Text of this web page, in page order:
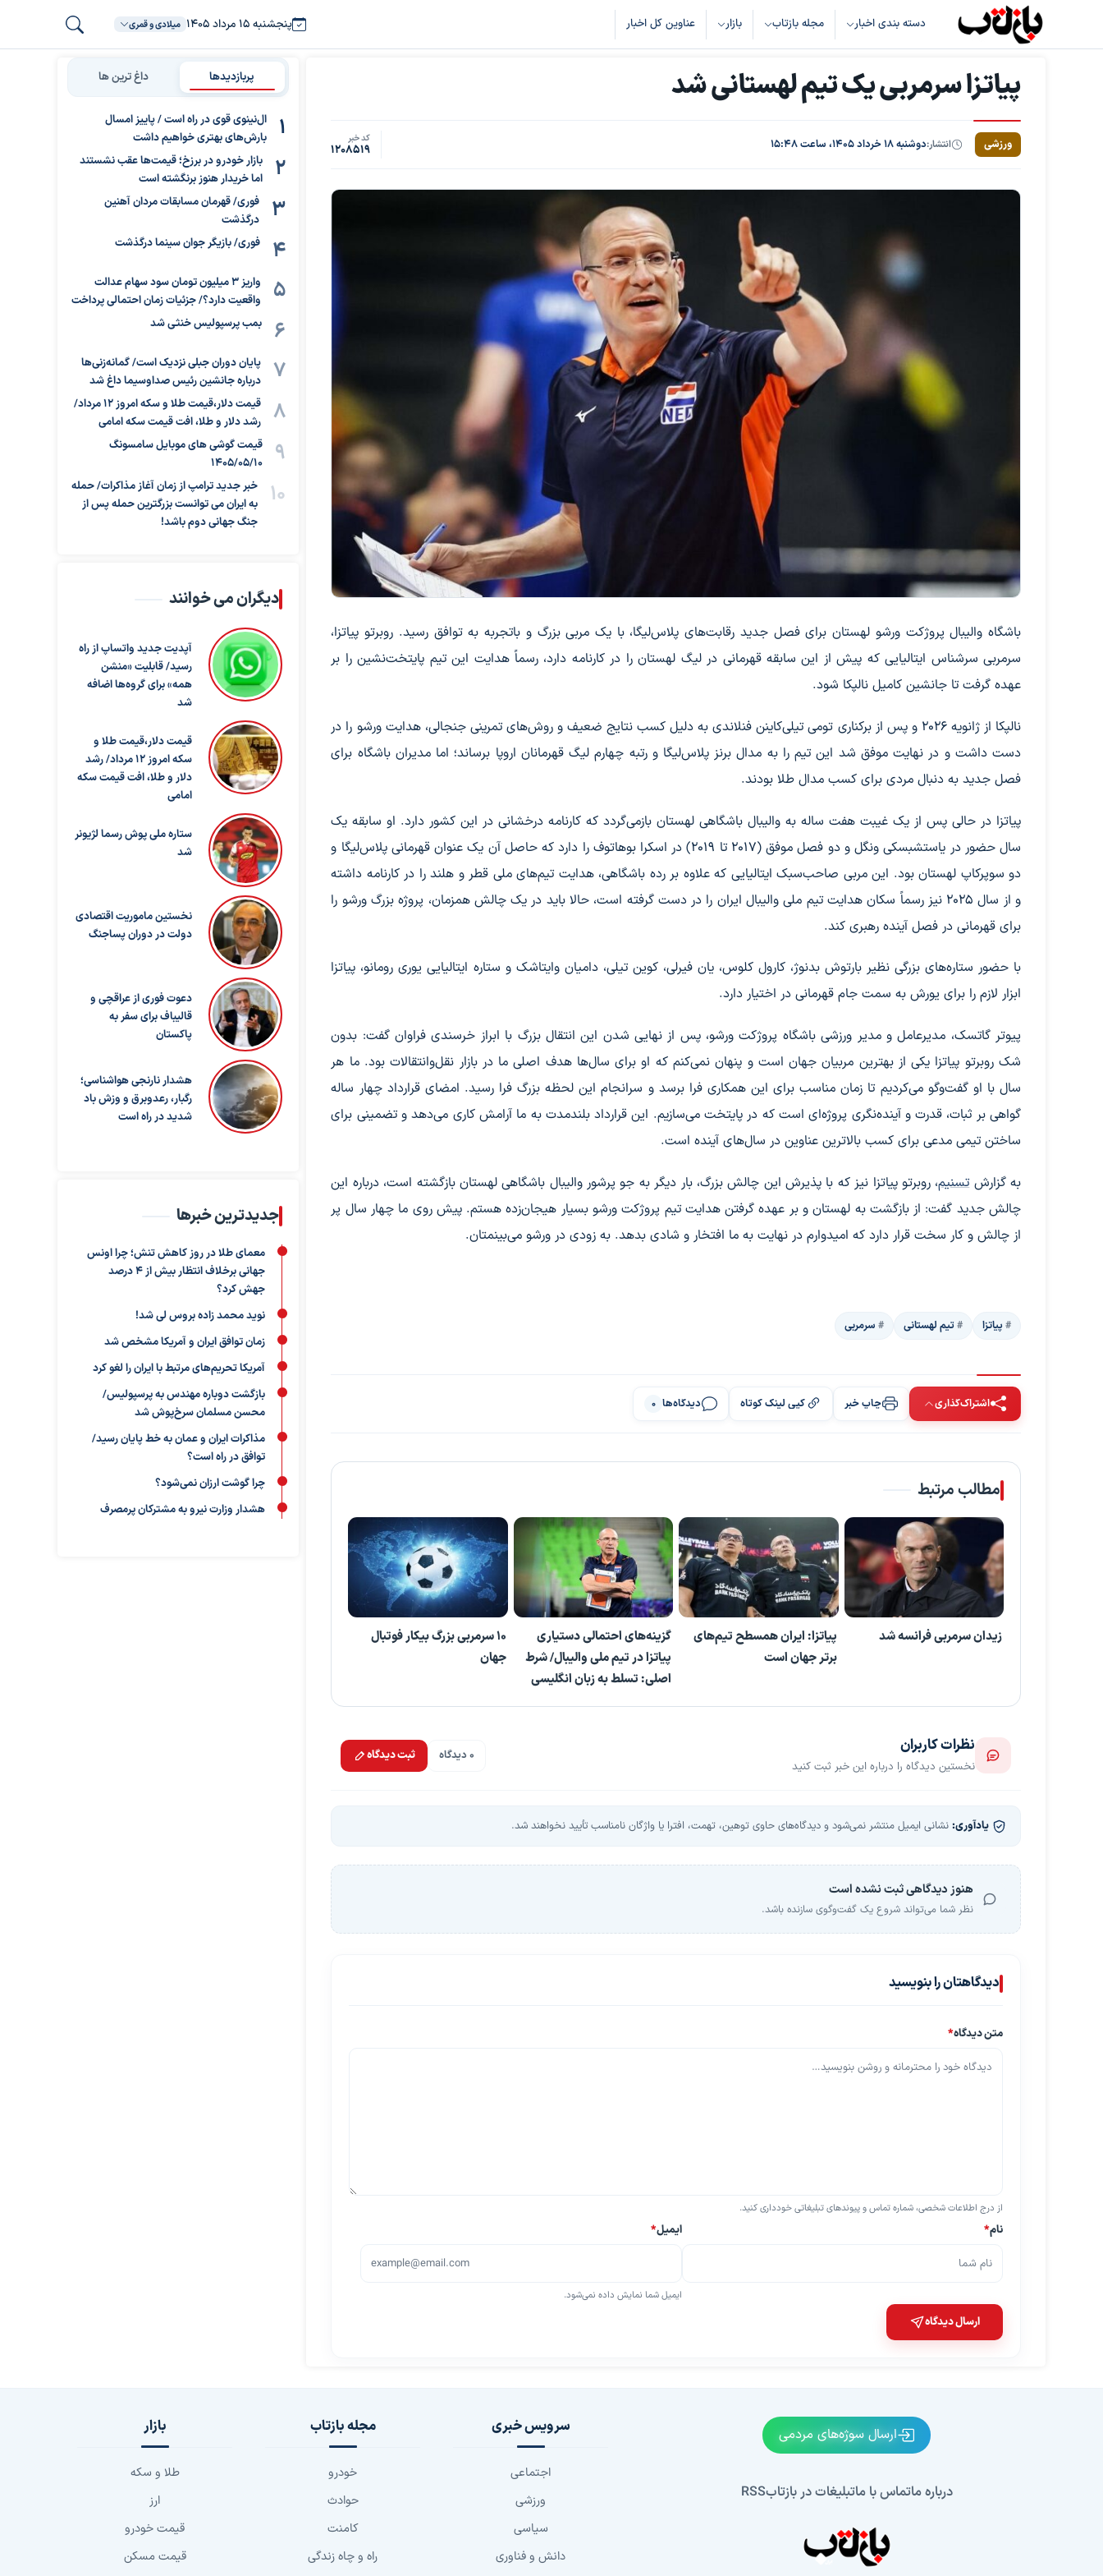
دسته بندی اخبار مجله بازتاب بازار عناوین کل اخبار پنجشنبه ۱۵ مرداد ۱۴۰۵ میلادی و قمری
پیاتزا سرمربی یک تیم لهستانی شد
ورزشی انتشار:دوشنبه ۱۸ خرداد ۱۴۰۵، ساعت ۱۵:۴۸ کد خبر
1208519
باشگاه والیبال پروژکت ورشو لهستان برای فصل جدید رقابت‌های پلاس‌لیگا، با یک مربی بزرگ و باتجربه به توافق رسید. روبرتو پیاتزا،
سرمربی سرشناس ایتالیایی که پیش از این سابقه قهرمانی در لیگ لهستان را در کارنامه دارد، رسماً هدایت این تیم پایتخت‌نشین را بر
عهده گرفت تا جانشین کامیل نالپکا شود.
نالپکا از ژانویه 2026 و پس از برکناری تومی تیلی‌کاینن فنلاندی به دلیل کسب نتایج ضعیف و روش‌های تمرینی جنجالی، هدایت ورشو را در
دست داشت و در نهایت موفق شد این تیم را به مدال برنز پلاس‌لیگا و رتبه چهارم لیگ قهرمانان اروپا برساند؛ اما مدیران باشگاه برای
فصل جدید به دنبال مردی برای کسب مدال طلا بودند.
پیاتزا در حالی پس از یک غیبت هفت ساله به والیبال باشگاهی لهستان بازمی‌گردد که کارنامه درخشانی در این کشور دارد. او سابقه یک
سال حضور در یاستشبسکی ونگل و دو فصل موفق (2017 تا 2019) در اسکرا بوهاتوف را دارد که حاصل آن یک عنوان قهرمانی پلاس‌لیگا و
دو سوپرکاپ لهستان بود. این مربی صاحب‌سبک ایتالیایی که علاوه بر رده باشگاهی، هدایت تیم‌های ملی قطر و هلند را در کارنامه داشته
و از سال 2025 نیز رسماً سکان هدایت تیم ملی والیبال ایران را در دست گرفته است، حالا باید در یک چالش همزمان، پروژه بزرگ ورشو را
برای قهرمانی در فصل آینده رهبری کند.
با حضور ستاره‌های بزرگی نظیر بارتوش بدنوژ، کارول کلوس، یان فیرلی، کوین تیلی، دامیان وایتاشک و ستاره ایتالیایی یوری رومانو، پیاتزا
ابزار لازم را برای یورش به سمت جام قهرمانی در اختیار دارد.
پیوتر گاتسک، مدیرعامل و مدیر ورزشی باشگاه پروژکت ورشو، پس از نهایی شدن این انتقال بزرگ با ابراز خرسندی فراوان گفت: بدون
شک روبرتو پیاتزا یکی از بهترین مربیان جهان است و پنهان نمی‌کنم که او برای سال‌ها هدف اصلی ما در بازار نقل‌وانتقالات بود. ما هر
سال با او گفت‌وگو می‌کردیم تا زمان مناسب برای این همکاری فرا برسد و سرانجام این لحظه بزرگ فرا رسید. امضای قرارداد چهار ساله
گواهی بر ثبات، قدرت و آینده‌نگری پروژه‌ای است که در پایتخت می‌سازیم. این قرارداد بلندمدت به ما آرامش کاری می‌دهد و تضمینی برای
ساختن تیمی مدعی برای کسب بالاترین عناوین در سال‌های آینده است.
به گزارش تسنیم، روبرتو پیاتزا نیز که با پذیرش این چالش بزرگ، بار دیگر به جو پرشور والیبال باشگاهی لهستان بازگشته است، درباره این
چالش جدید گفت: از بازگشت به لهستان و بر عهده گرفتن هدایت تیم پروژکت ورشو بسیار هیجان‌زده هستم. پیش روی ما چهار سال پر
از چالش و کار سخت قرار دارد که امیدوارم در نهایت به ما افتخار و شادی بدهد. به زودی در ورشو می‌بینمتان.
پیاتزا تیم لهستانی سرمربی
اشتراک‌گذاری چاپ خبر کپی لینک کوتاه دیدگاه‌ها 0
مطالب مرتبط
زیدان سرمربی فرانسه شد
پیاتزا: ایران همسطح تیم‌های
برتر جهان است
گزینه‌های احتمالی دستیاری
پیاتزا در تیم ملی والیبال/ شرط
اصلی: تسلط به زبان انگلیسی
۱۰ سرمربی بزرگ بیکار فوتبال
جهان
نظرات کاربران
نخستین دیدگاه را درباره این خبر ثبت کنید
0 دیدگاه ثبت دیدگاه
یادآوری: نشانی ایمیل منتشر نمی‌شود و دیدگاه‌های حاوی توهین، تهمت، افترا یا واژگان نامناسب تأیید نخواهند شد.
هنوز دیدگاهی ثبت نشده است
نظر شما می‌تواند شروع یک گفت‌وگوی سازنده باشد.
دیدگاهتان را بنویسید
متن دیدگاه*
از درج اطلاعات شخصی، شماره تماس و پیوندهای تبلیغاتی خودداری کنید.
نام* ایمیل*
ایمیل شما نمایش داده نمی‌شود.
ارسال دیدگاه
پربازدیدها داغ ترین ها
ال‌نینوی قوی در راه است / پاییز امسال
بارش‌های بهتری خواهیم داشت
بازار خودرو در برزخ؛ قیمت‌ها عقب نشستند
اما خریدار هنوز برنگشته است
فوری/ قهرمان مسابقات مردان آهنین
درگذشت
فوری/ بازیگر جوان سینما درگذشت
واریز ۳ میلیون تومان سود سهام عدالت
واقعیت دارد؟/ جزئیات زمان احتمالی پرداخت
بمب پرسپولیس خنثی شد
پایان دوران جبلی نزدیک است/ گمانه‌زنی‌ها
درباره جانشین رئیس صداوسیما داغ شد
قیمت دلار،قیمت طلا و سکه امروز ۱۲ مرداد/
رشد دلار و طلا، افت قیمت سکه امامی
قیمت گوشی های موبایل سامسونگ
1405/05/10
خبر جدید ترامپ از زمان آغاز مذاکرات/ حمله
به ایران می توانست بزرگترین حمله پس از
جنگ جهانی دوم باشد!
دیگران می خوانند
آپدیت جدید واتساپ از راه
رسید/ قابلیت «منشن
همه» برای گروه‌ها اضافه
شد
قیمت دلار،قیمت طلا و
سکه امروز ۱۲ مرداد/ رشد
دلار و طلا، افت قیمت سکه
امامی
ستاره ملی پوش رسما لژیونر
شد
نخستین ماموریت اقتصادی
دولت در دوران پساجنگ
دعوت فوری از عراقچی و
قالیباف برای سفر به
پاکستان
هشدار نارنجی هواشناسی؛
رگبار، رعدوبرق و وزش باد
شدید در راه است
جدیدترین خبرها
معمای طلا در روز کاهش تنش؛ چرا اونس
جهانی برخلاف انتظار بیش از ۴ درصد
جهش کرد؟
نوید محمد زاده بروس لی شد!
زمان توافق ایران و آمریکا مشخص شد
آمریکا تحریم‌های مرتبط با ایران را لغو کرد
بازگشت دوباره مهندس به پرسپولیس/
محسن مسلمان سرخ‌پوش شد
مذاکرات ایران و عمان به خط پایان رسید/
توافق در راه است؟
چرا گوشت ارزان نمی‌شود؟
هشدار وزارت نیرو به مشترکان پرمصرف
ارسال سوژه‌های مردمی
درباره ماتماس با ماتبلیغات در بازتابRSS
سرویس خبری
اجتماعی
ورزشی
سیاسی
دانش و فناوری
مجله بازتاب
خودرو
حوادث
کامنت
راه و چاه زندگی
بازار
طلا و سکه
ارز
قیمت خودرو
قیمت مسکن